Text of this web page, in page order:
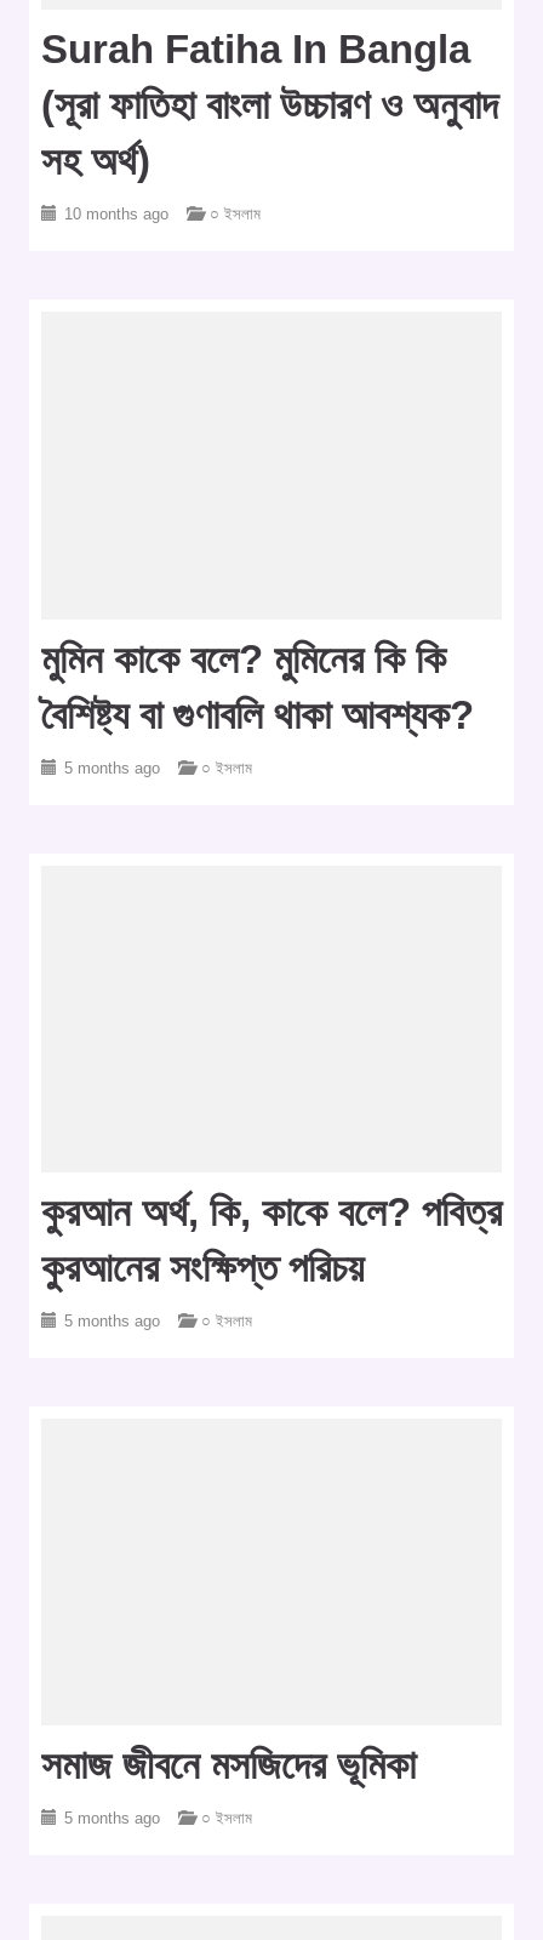
Surah Fatiha In Bangla
(সূরা ফাতিহা বাংলা উচ্চারণ ও অনুবাদ
সহ অর্থ)
10 months ago ○ ইসলাম
মুমিন কাকে বলে? মুমিনের কি কি
বৈশিষ্ট্য বা গুণাবলি থাকা আবশ্যক?
5 months ago ○ ইসলাম
কুরআন অর্থ, কি, কাকে বলে? পবিত্র
কুরআনের সংক্ষিপ্ত পরিচয়
5 months ago ○ ইসলাম
সমাজ জীবনে মসজিদের ভূমিকা
5 months ago ○ ইসলাম